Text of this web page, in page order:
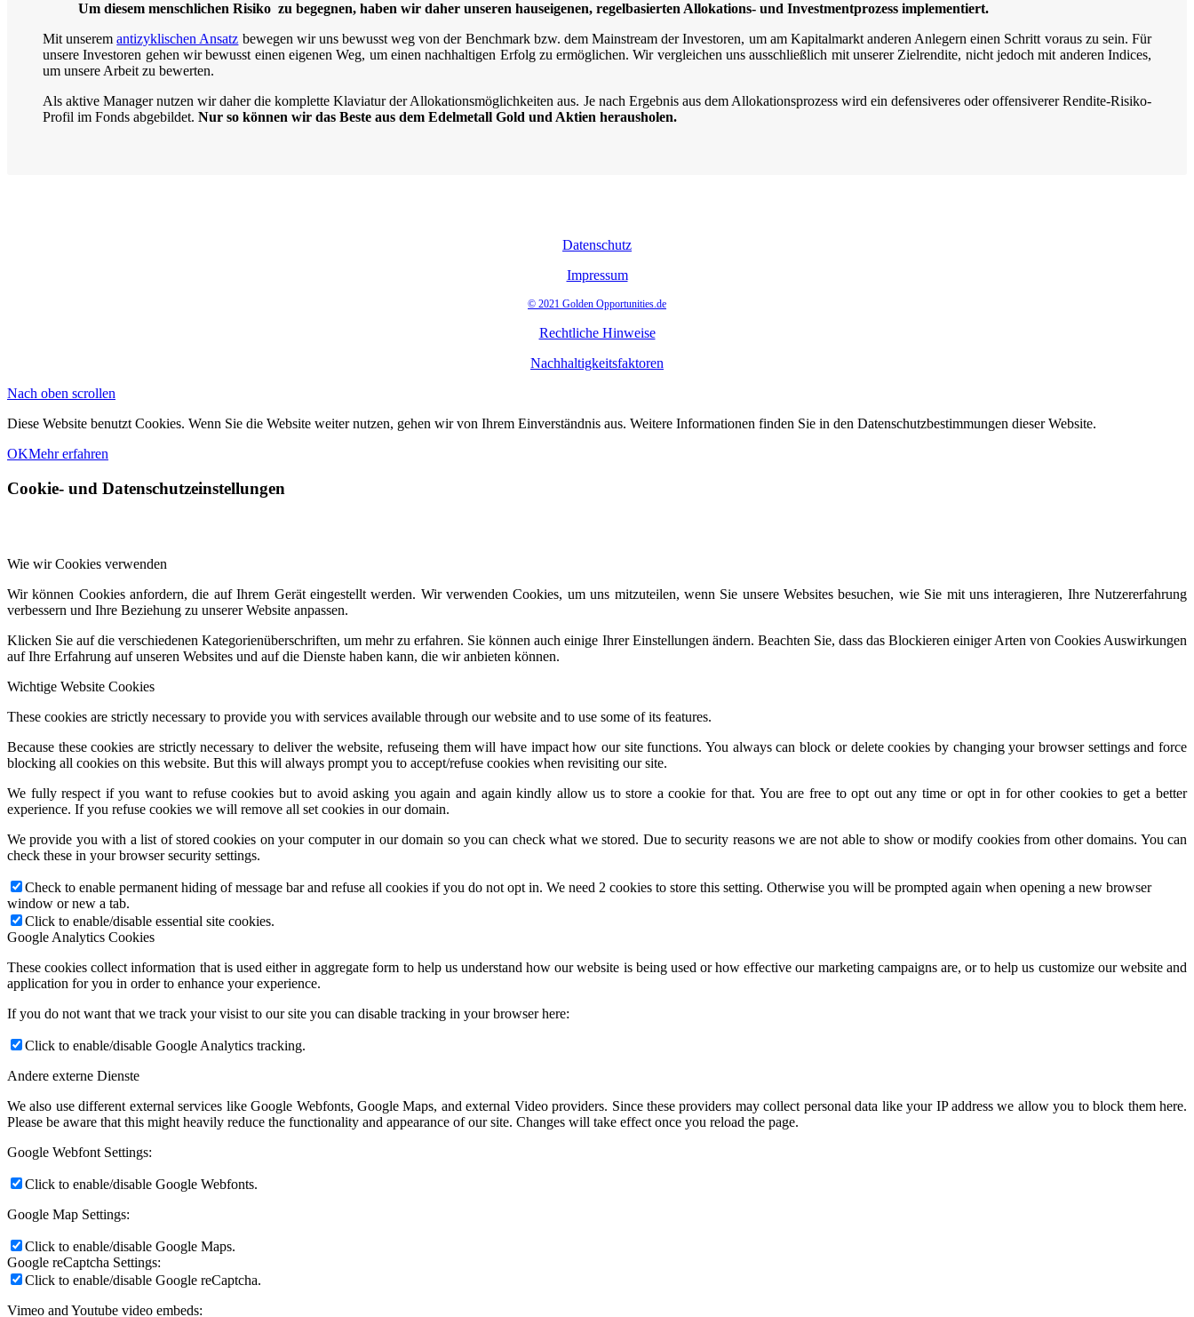
Um diesem menschlichen Risiko zu begegnen, haben wir daher unseren hauseigenen, regelbasierten Allokations- und Investmentprozess implementiert.
Mit unseremantizyklischen Ansatz bewegen wir uns bewusst weg von der Benchmark bzw. dem Mainstream der Investoren, um am Kapitalmarkt anderen Anlegern einen Schritt voraus zu sein. Für
unsere Investoren gehen wir bewusst einen eigenen Weg, um einen nachhaltigen Erfolg zu ermöglichen. Wir vergleichen uns ausschließlich mit unserer Zielrendite, nicht jedoch mit anderen Indices,
um unsere Arbeit zu bewerten.
Als aktive Manager nutzen wir daher die komplette Klaviatur der Allokationsmöglichkeiten aus. Je nach Ergebnis aus dem Allokationsprozess wird ein defensiveres oder offensiverer Rendite-Risiko-
Profil im Fonds abgebildet. Nur so können wir das Beste aus dem Edelmetall Gold und Aktien herausholen.
Datenschutz
Impressum
© 2021 Golden Opportunities.de
Rechtliche Hinweise
Nachhaltigkeitsfaktoren
Nach oben scrollen
Diese Website benutzt Cookies. Wenn Sie die Website weiter nutzen, gehen wir von Ihrem Einverständnis aus. Weitere Informationen finden Sie in den Datenschutzbestimmungen dieser Website.
OKMehr erfahren
Cookie- und Datenschutzeinstellungen
Wie wir Cookies verwenden
Wir können Cookies anfordern, die auf Ihrem Gerät eingestellt werden. Wir verwenden Cookies, um uns mitzuteilen, wenn Sie unsere Websites besuchen, wie Sie mit uns interagieren, Ihre Nutzererfahrung
verbessern und Ihre Beziehung zu unserer Website anpassen.
Klicken Sie auf die verschiedenen Kategorienüberschriften, um mehr zu erfahren. Sie können auch einige Ihrer Einstellungen ändern. Beachten Sie, dass das Blockieren einiger Arten von Cookies Auswirkungen
auf Ihre Erfahrung auf unseren Websites und auf die Dienste haben kann, die wir anbieten können.
Wichtige Website Cookies
These cookies are strictly necessary to provide you with services available through our website and to use some of its features.
Because these cookies are strictly necessary to deliver the website, refuseing them will have impact how our site functions. You always can block or delete cookies by changing your browser settings and force
blocking all cookies on this website. But this will always prompt you to accept/refuse cookies when revisiting our site.
We fully respect if you want to refuse cookies but to avoid asking you again and again kindly allow us to store a cookie for that. You are free to opt out any time or opt in for other cookies to get a better
experience. If you refuse cookies we will remove all set cookies in our domain.
We provide you with a list of stored cookies on your computer in our domain so you can check what we stored. Due to security reasons we are not able to show or modify cookies from other domains. You can
check these in your browser security settings.
Check to enable permanent hiding of message bar and refuse all cookies if you do not opt in. We need 2 cookies to store this setting. Otherwise you will be prompted again when opening a new browser
window or new a tab.
Click to enable/disable essential site cookies.
Google Analytics Cookies
These cookies collect information that is used either in aggregate form to help us understand how our website is being used or how effective our marketing campaigns are, or to help us customize our website and
application for you in order to enhance your experience.
If you do not want that we track your visist to our site you can disable tracking in your browser here:
Click to enable/disable Google Analytics tracking.
Andere externe Dienste
We also use different external services like Google Webfonts, Google Maps, and external Video providers. Since these providers may collect personal data like your IP address we allow you to block them here.
Please be aware that this might heavily reduce the functionality and appearance of our site. Changes will take effect once you reload the page.
Google Webfont Settings:
Click to enable/disable Google Webfonts.
Google Map Settings:
Click to enable/disable Google Maps.
Google reCaptcha Settings:
Click to enable/disable Google reCaptcha.
Vimeo and Youtube video embeds: